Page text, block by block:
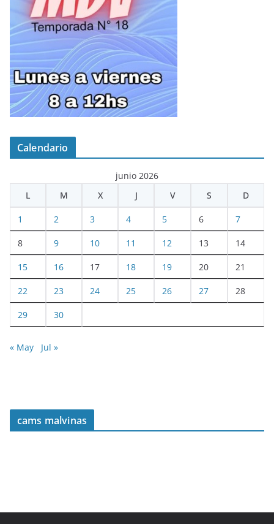
Calendario
junio 2026
L
M X J V S D
1 2 3 4 5 6 7
8 9 10 11 12 13 14
15 16 17 18 19 20 21
22 23 24 25 26 27 28
29 30
« May Jul »
cams malvinas